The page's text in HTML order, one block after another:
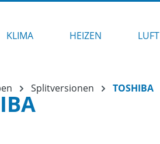
KLIMA HEIZEN LUFT
Splitversionen TOSHIBA